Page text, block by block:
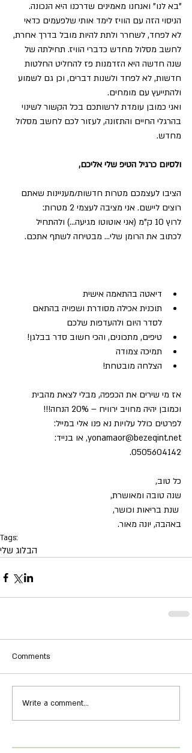
"בא לנו" ואנחנו מאמינים שדרכנו היא הנכונה.
הניסוי הזה עם הוויז לימד אותי שלפעמים כדאי
לא לפחד, לשחרר ולתת להיות מובל בדרך אחרת,
לחשב מסלול מחדש כדברי הוויז. תחילתה של
שנה חדשה היא הזדמנות פז להחליט החלטות
חדשות, לא לפחד ולשנות דברים, וכן גם לשמוע
ולהתייעץ עם מומחים.
ואני כמובן עומדת לרשותכם בכל הקשור לשינוי
בהרגלי החיים והתזונה, לעזור לכם לחשב מסלול
מחדש.
ולסיום כרגיל הטיפ שלי אליכם,
הציבו לעצמכם מטרות חדשות/מעניינות שאתם
רוצים ליישם. אני מציבה לעצמי 2 מטרות:
לרוץ 10 ק"מ (אני אוטוטו מגיעה...) ולהתחיל
לכתוב את הרומן שלי... מבטיחה לשתף אתכם.
דיאטה בהתאמה אישית
תוכנית אכילה מסודרת ושפויה בהתאם
לסדר היום ולהעדפות שלכם
טיפים, מתכונים, והכי חשוב סדר בבלגן!
תמיכה צמודה
הצלחה מובטחת!
אז מי שירים את הכפפה, מבלי לצאת מהבית
וכמובן יהיה מחויב ירוויח – 20% הנחה!!!
לפרטים כולל עלויות נא פנו אלי במייל:
yonamaor@bezeqint.net, או בנייד:
0505604142.
כל טוב,
שנה טובה ומאושרת,
באהבה, יונה מאור.
Tags:
הבלוג שלי
Comments
Write a comment...